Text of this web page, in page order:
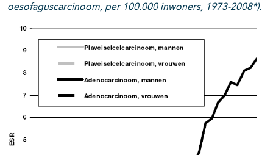
oesofaguscarcinoom, per 100.000 inwoners, 1973-2008*).